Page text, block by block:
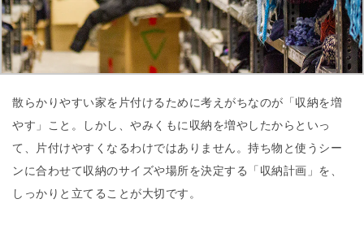
散らかりやすい家を片付けるために考えがちなのが「収納を増
やす」こと。しかし、やみくもに収納を増やしたからといっ
て、片付けやすくなるわけではありません。持ち物と使うシー
ンに合わせて収納のサイズや場所を決定する「収納計画」を、
しっかりと立てることが大切です。